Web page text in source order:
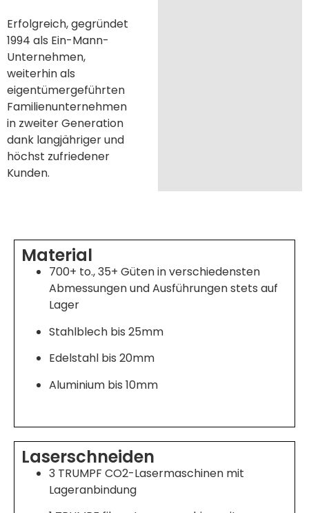
Erfolgreich, gegründet
1994 als Ein-Mann-
Unternehmen,
weiterhin als
eigentümergeführten
Familienunternehmen
in zweiter Generation
dank langjähriger und
höchst zufriedener
Kunden.
Material
700+ to., 35+ Güten in verschiedensten
Abmessungen und Ausführungen stets auf
Lager
Stahlblech bis 25mm
Edelstahl bis 20mm
Aluminium bis 10mm
Laserschneiden
3 TRUMPF CO2-Lasermaschinen mit
Lageranbindung